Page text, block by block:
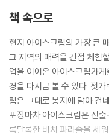
책 속으로
현지 아이스크림의 가장 큰
그 지역의 매력을 간접 체험
업을 이어온 아이스크림가
경을 다시금 볼 수 있다. 젓
림은 그대로 봉지에 담아 건
포장마차 아이스크림은 신
록달록한 비치 파라솔을 세